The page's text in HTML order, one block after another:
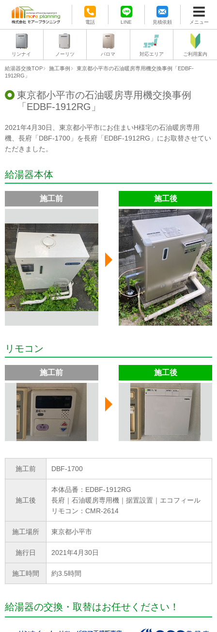
電話 LINE 見積依頼 メニュー
リンナイ ノーリツ パロマ 対応エリア ご利用案内
給湯器交換TOP 施工事例
東京都小平市の石油暖房専用機交換事例「EDBF-
1912RG」
東京都小平市の石油暖房専用機交換事例
「EDBF-1912RG」
2021年4月30日、東京都小平市にお住まいH様宅の石油暖房専用
機、長府「DBF-1700」を長府「EDBF-1912RG」にお取替させてい
ただきました。
給湯器本体
施工前 施工後
リモコン
施工前 施工後
施工前 DBF-1700
施工後
本体品番：EDBF-1912RG
長府｜石油暖房専用機｜据置設置｜エコフィール
リモコン：CMR-2614
施工場所 東京都小平市
施行日 2021年4月30日
施工時間 約3.5時間
給湯器の交換・取替はお任せください！